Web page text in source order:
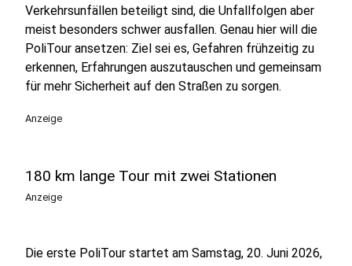
Verkehrsunfällen beteiligt sind, die Unfallfolgen aber
meist besonders schwer ausfallen. Genau hier will die
PoliTour ansetzen: Ziel sei es, Gefahren frühzeitig zu
erkennen, Erfahrungen auszutauschen und gemeinsam
für mehr Sicherheit auf den Straßen zu sorgen.
Anzeige
180 km lange Tour mit zwei Stationen
Anzeige
Die erste PoliTour startet am Samstag, 20. Juni 2026,